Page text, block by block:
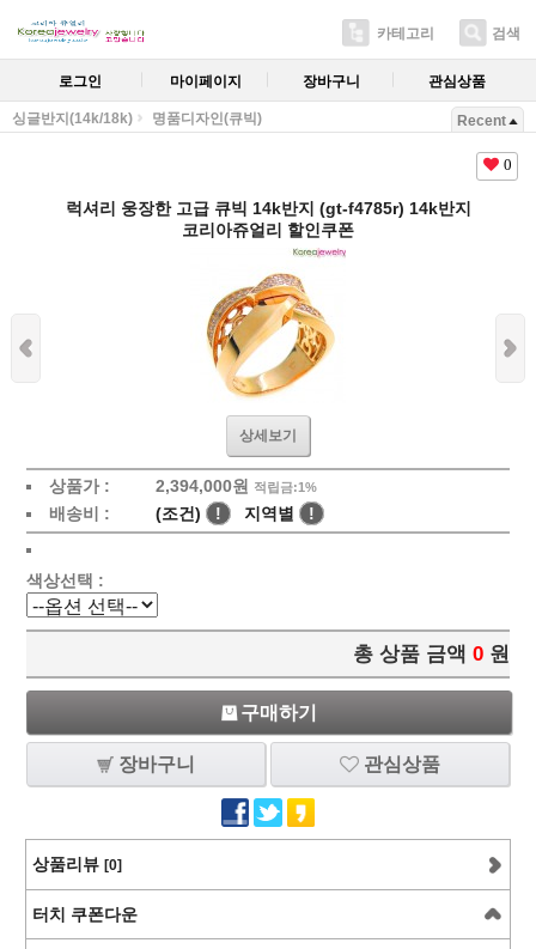
카테고리 검색
로그인 마이페이지 장바구니 관심상품
싱글반지(14k/18k) 명품디자인(큐빅) Recent
0
럭셔리 웅장한 고급 큐빅 14k반지 (gt-f4785r) 14k반지
코리아쥬얼리 할인쿠폰
상세보기
상품가 : 2,394,000원 적립금:1%
배송비 : (조건) ! 지역별 !
색상선택 :
총 상품 금액 0 원
구매하기
장바구니 관심상품
상품리뷰 [0]
터치 쿠폰다운